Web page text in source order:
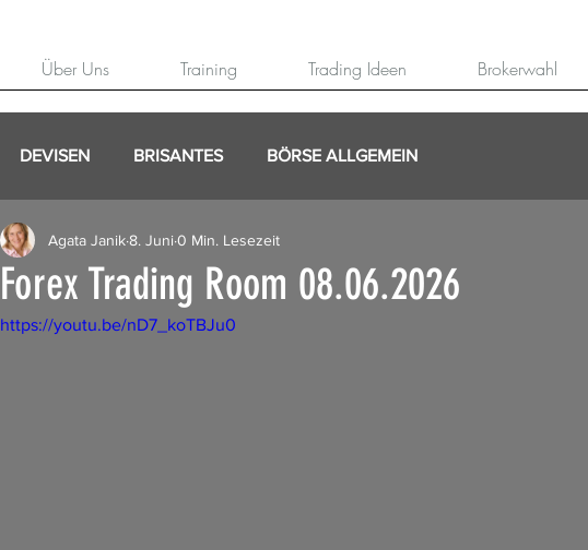
Über Uns Training Trading Ideen Brokerwahl
DEVISEN BRISANTES BÖRSE ALLGEMEIN
Forex Trading Room 08.06.2026
Agata Janik8. Juni 0 Min. Lesezeit
https://youtu.be/nD7_koTBJu0